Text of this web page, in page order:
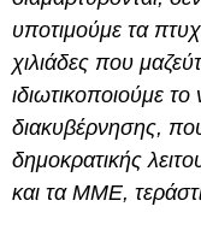
υποτιμούμε τα
χιλιάδες που
ιδιωτικοποιούμε
διακυβέρνησης,
δημοκρατικής
και τα ΜΜΕ,